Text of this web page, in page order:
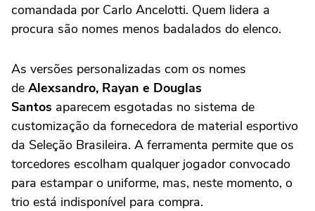
comandada por Carlo Ancelotti. Quem lidera a
procura são nomes menos badalados do elenco.
As versões personalizadas com os nomes
de Alexsandro, Rayan e Douglas
Santos aparecem esgotadas no sistema de
customização da fornecedora de material esportivo
da Seleção Brasileira. A ferramenta permite que os
torcedores escolham qualquer jogador convocado
para estampar o uniforme, mas, neste momento, o
trio está indisponível para compra.